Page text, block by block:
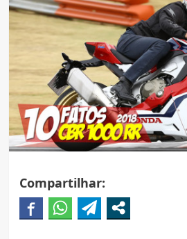
Compartilhar: